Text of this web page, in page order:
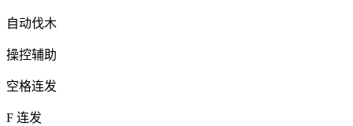
自动伐木
操控辅助
空格连发
F 连发